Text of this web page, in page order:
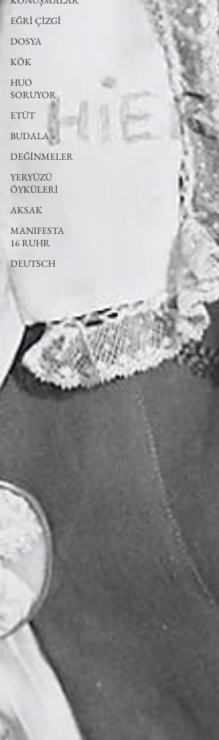
EĞRİ ÇİZGİ
DOSYA
KÖK
HUO
SORUYOR
ETÜT
BUDALA
DEĞİNMELER
YERYÜZÜ
ÖYKÜLERİ
AKSAK
MANIFESTA
16 RUHR
DEUTSCH